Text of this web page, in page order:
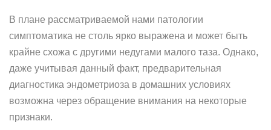
В плане рассматриваемой нами патологии
симптоматика не столь ярко выражена и может быть
крайне схожа с другими недугами малого таза. Однако,
даже учитывая данный факт, предварительная
диагностика эндометриоза в домашних условиях
возможна через обращение внимания на некоторые
признаки.